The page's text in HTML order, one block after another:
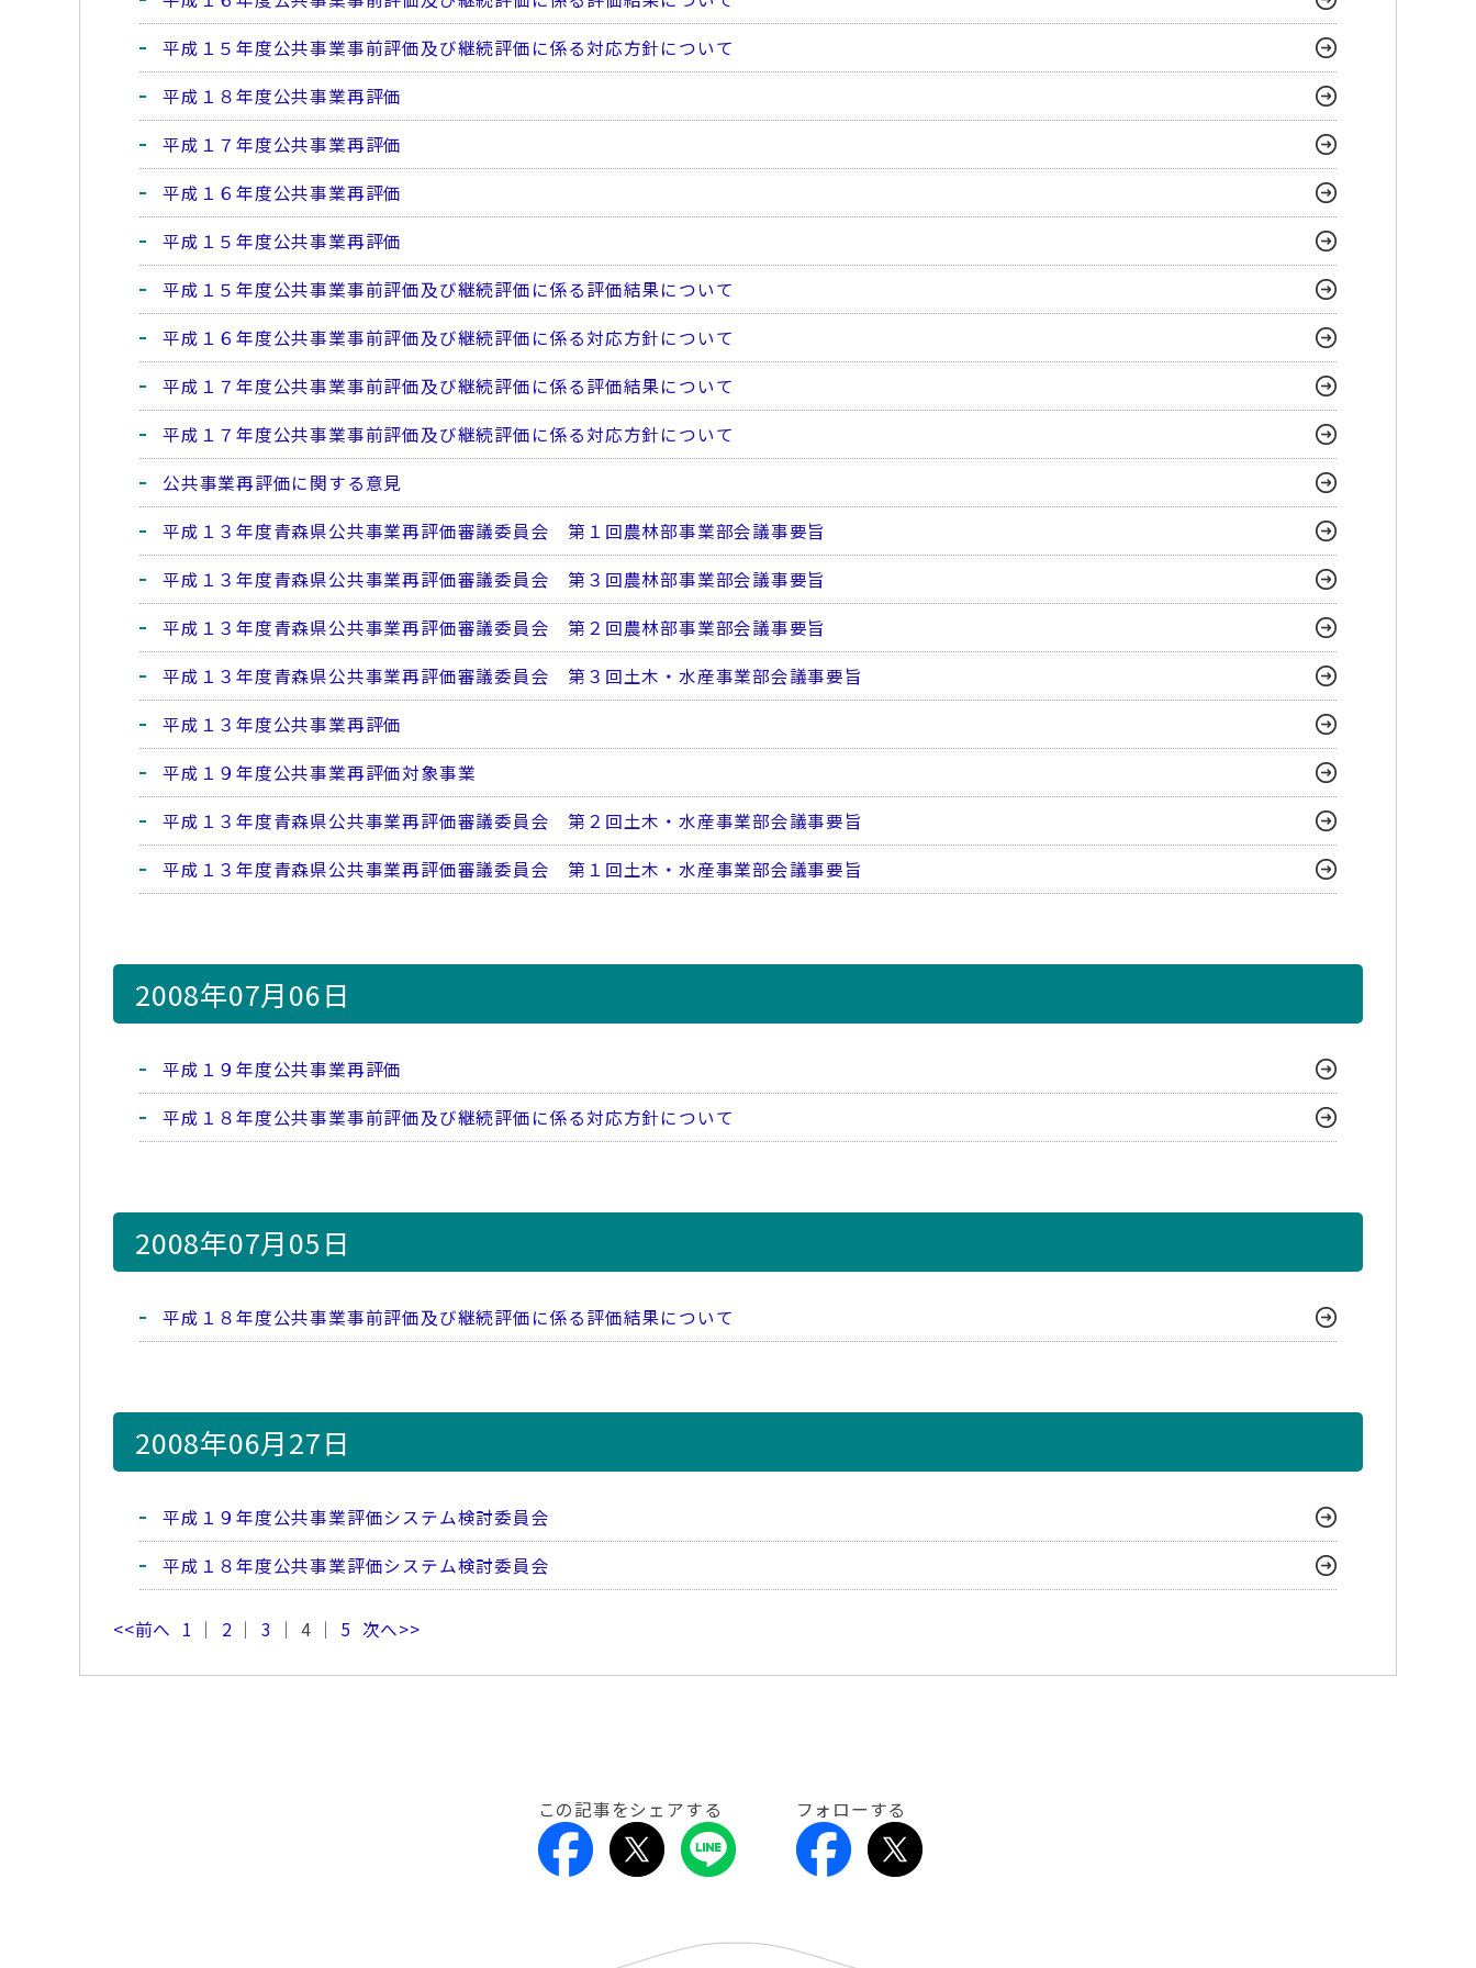
平成１５年度公共事業事前評価及び継続評価に係る対応方針について
平成１８年度公共事業再評価
平成１７年度公共事業再評価
平成１６年度公共事業再評価
平成１５年度公共事業再評価
平成１５年度公共事業事前評価及び継続評価に係る評価結果について
平成１６年度公共事業事前評価及び継続評価に係る対応方針について
平成１７年度公共事業事前評価及び継続評価に係る評価結果について
平成１７年度公共事業事前評価及び継続評価に係る対応方針について
公共事業再評価に関する意見
平成１３年度青森県公共事業再評価審議委員会 第１回農林部事業部会議事要旨
平成１３年度青森県公共事業再評価審議委員会 第３回農林部事業部会議事要旨
平成１３年度青森県公共事業再評価審議委員会 第２回農林部事業部会議事要旨
平成１３年度青森県公共事業再評価審議委員会 第３回土木・水産事業部会議事要旨
平成１３年度公共事業再評価
平成１９年度公共事業再評価対象事業
平成１３年度青森県公共事業再評価審議委員会 第２回土木・水産事業部会議事要旨
平成１３年度青森県公共事業再評価審議委員会 第１回土木・水産事業部会議事要旨
2008年07月06日
平成１９年度公共事業再評価
平成１８年度公共事業事前評価及び継続評価に係る対応方針について
2008年07月05日
平成１８年度公共事業事前評価及び継続評価に係る評価結果について
2008年06月27日
平成１９年度公共事業評価システム検討委員会
平成１８年度公共事業評価システム検討委員会
<<前へ 1 ｜ 2 ｜3 ｜ 4 ｜ 5 次へ>>
この記事をシェアする フォローする